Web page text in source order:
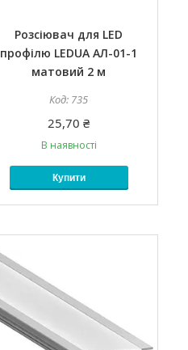
Розсіювач для LED
профілю LEDUA АЛ-01-1
матовий 2 м
735
25,70 ₴
В наявності
Купити